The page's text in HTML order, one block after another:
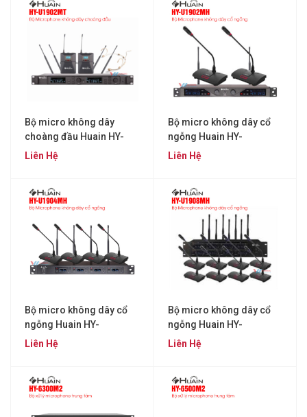
Bộ micro không dây
choàng đầu Huain HY-
U1902MT
Liên Hệ
Bộ micro không dây cổ
ngỗng Huain HY-
U1902MH
Liên Hệ
Bộ micro không dây cổ
ngỗng Huain HY-
U1904MH
Liên Hệ
Bộ micro không dây cổ
ngỗng Huain HY-
U1908MH
Liên Hệ